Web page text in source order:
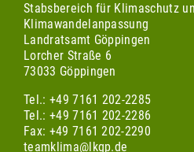
Stabsbereich für Klimaschutz
Klimawandelanpassung
Landratsamt Göppingen
Lorcher Straße 6
73033 Göppingen
Tel.: +49 7161 202-2285
Tel.: +49 7161 202-2286
Fax: +49 7161 202-2290
teamklima@lkgp.de